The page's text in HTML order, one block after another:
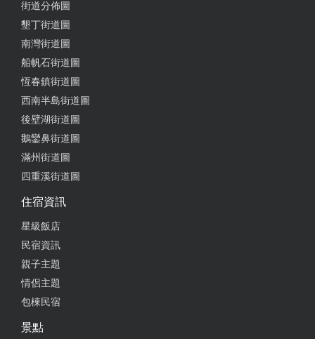
街道分佈圖
墾丁街道圖
南灣街道圖
船帆石街道圖
恆春鎮街道圖
西南半島街道圖
後壁湖街道圖
鵝鑾鼻街道圖
滿州街道圖
四重溪街道圖
住宿資訊
星級飯店
民宿資訊
親子主題
情侶主題
包棟民宿
景點